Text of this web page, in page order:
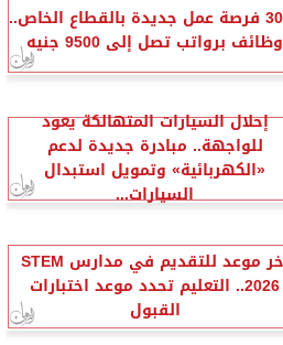
3070 فرصة عمل جديدة بالقطاع الخاص..
وظائف برواتب تصل إلى 9500 جنيه
إحلال السيارات المتهالكة يعود
للواجهة.. مبادرة جديدة لدعم
«الكهربائية» وتمويل استبدال
السيارات...
آخر موعد للتقديم في مدارس STEM
2026.. التعليم تحدد موعد اختبارات
القبول